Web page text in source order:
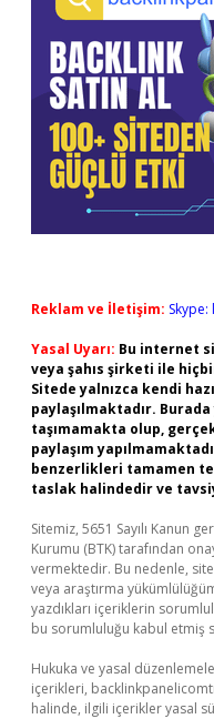
Reklam ve İletişim:
Yasal Uyarı: Bu internet
veya şahıs şirketi ile
Sitede yalnızca kendi
paylaşılmaktadır.
taşımamakta olup,
paylaşım
benzerlikleri tamamen
taslak halindedir ve
Sitemiz, 5651 Sayılı Kanun
Kurumu (BTK) tarafından
vermektedir. Bu nedenle,
veya araştırma
yazdıkları içeriklerin
bu sorumluluğu kabul etmiş
Hukuka ve yasal
içerikleri,
halinde, ilgili içerikler yasal